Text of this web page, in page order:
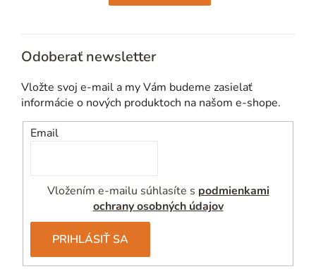
Odoberať newsletter
Vložte svoj e-mail a my Vám budeme zasielať
informácie o nových produktoch na našom e-shope.
Email
Vložením e-mailu súhlasíte s podmienkami
ochrany osobných údajov
PRIHLÁSIŤ SA